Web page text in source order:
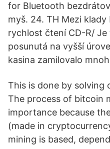
for Bluetooth
myš. 24. TH Mezi
rychlost čtení CD-R/
posunutá na vyšší
kasina zamilovalo
This is done by solving
The process of bitcoin
importance because
(made in
mining is based,